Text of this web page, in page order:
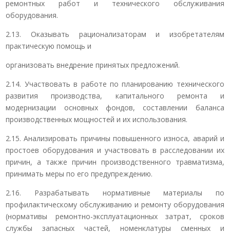
ремонтных работ и технического обслуживания
оборудования.
2.13. Оказывать рационализаторам и изобретателям
практическую помощь и
организовать внедрение принятых предложений.
2.14. Участвовать в работе по планированию технического
развития производства, капитального ремонта и
модернизации основных фондов, составлении баланса
производственных мощностей и их использования.
2.15. Анализировать причины повышенного износа, аварий и
простоев оборудования и участвовать в расследовании их
причин, а также причин производственного травматизма,
принимать меры по его предупреждению.
2.16. Разрабатывать нормативные материалы по
профилактическому обслуживанию и ремонту оборудования
(нормативы ремонтно-эксплуатационных затрат, сроков
службы запасных частей, номенклатуры сменных и